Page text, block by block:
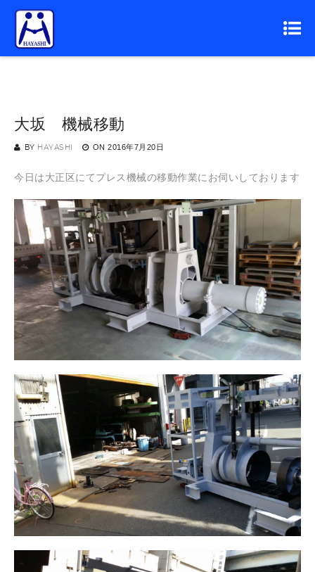
大坂 機械移動
BY HAYASHI ON 2016年7月20日
今日は大正区にてプレス機械の移動作業にお伺いしております